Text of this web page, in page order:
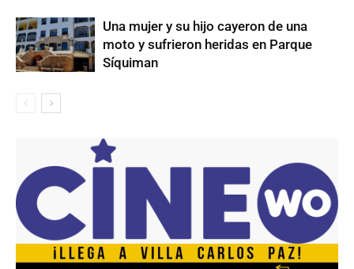
Una mujer y su hijo cayeron de una
moto y sufrieron heridas en Parque
Síquiman